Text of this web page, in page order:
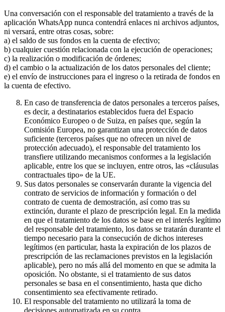
Una conversación con el responsable del tratamiento a través de la
aplicación WhatsApp nunca contendrá enlaces ni archivos adjuntos,
ni versará, entre otras cosas, sobre:
a) el saldo de sus fondos en la cuenta de efectivo;
b) cualquier cuestión relacionada con la ejecución de operaciones;
c) la realización o modificación de órdenes;
d) el cambio o la actualización de los datos personales del cliente;
e) el envío de instrucciones para el ingreso o la retirada de fondos en
la cuenta de efectivo.
En caso de transferencia de datos personales a terceros países,
es decir, a destinatarios establecidos fuera del Espacio
Económico Europeo o de Suiza, en países que, según la
Comisión Europea, no garantizan una protección de datos
suficiente (terceros países que no ofrecen un nivel de
protección adecuado), el responsable del tratamiento los
transfiere utilizando mecanismos conformes a la legislación
aplicable, entre los que se incluyen, entre otros, las «cláusulas
contractuales tipo» de la UE.
Sus datos personales se conservarán durante la vigencia del
contrato de servicios de información y formación o del
contrato de cuenta de demostración, así como tras su
extinción, durante el plazo de prescripción legal. En la medida
en que el tratamiento de los datos se base en el interés legítimo
del responsable del tratamiento, los datos se tratarán durante el
tiempo necesario para la consecución de dichos intereses
legítimos (en particular, hasta la expiración de los plazos de
prescripción de las reclamaciones previstos en la legislación
aplicable), pero no más allá del momento en que se admita la
oposición. No obstante, si el tratamiento de sus datos
personales se basa en el consentimiento, hasta que dicho
consentimiento sea efectivamente retirado.
El responsable del tratamiento no utilizará la toma de
decisiones automatizada en su contra.